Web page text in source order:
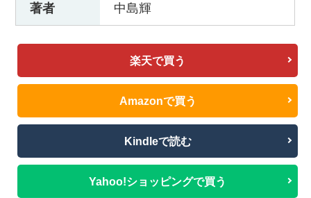
著者 中島輝
楽天で買う
Amazonで買う
Kindleで読む
Yahoo!ショッピングで買う